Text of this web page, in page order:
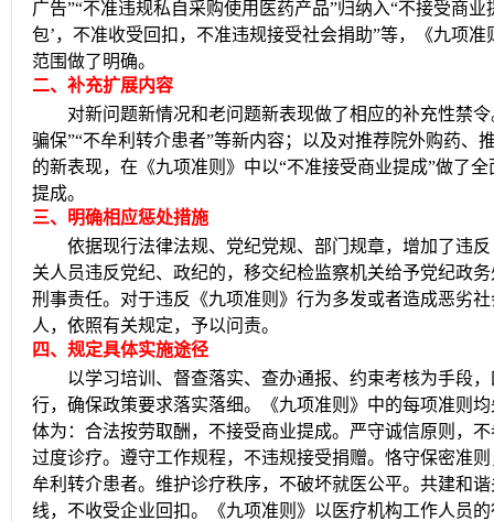
广告”“不准违规私自采购使用医药产品”归纳入“不接受商业
包’，不准收受回扣，不准违规接受社会捐助”等，《九项
范围做了明确。
二、补充扩展内容
对新问题新情况和老问题新表现做了相应的补充性禁
骗保”“不牟利转介患者”等新内容；以及对推荐院外购药、
的新表现，在《九项准则》中以“不准接受商业提成”做了
提成。
三、 明确相应惩处措施
依据现行法律法规、党纪党规、部门规章，增加了违
关人员违反党纪、政纪的，移交纪检监察机关给予党纪政
刑事责任。对于违反《九项准则》行为多发或者造成恶劣
人，依照有关规定，予以问责。
四、规定具体实施途径
以学习培训、督查落实、查办通报、约束考核为手段
行，确保政策要求落实落细。
《九项准则》中的每项准则
体为：合法按劳取酬，不接受商业提成。严守诚信原则，
过度诊疗。遵守工作规程，不违规接受捐赠。恪守保密准
牟利转介患者。维护诊疗秩序，不破坏就医公平。共建和
线，不收受企业回扣。
《九项准则》以医疗机构工作人员